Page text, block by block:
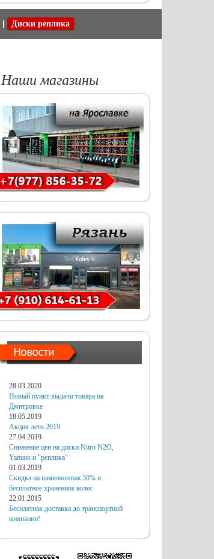
| Диски реплика
Наши магазины
28.03.2020
Новый пункт выдачи товара на
Дмитровке
18.05.2019
Акция лето 2019
27.04.2019
Снижение цен на диски Nitro N2O,
Yamato и "реплика"
01.03.2019
Скидка на шиномонтаж 50% и
бесплатное хранениие колес
22.01.2015
Бесплатная доставка до транспортной
компании!